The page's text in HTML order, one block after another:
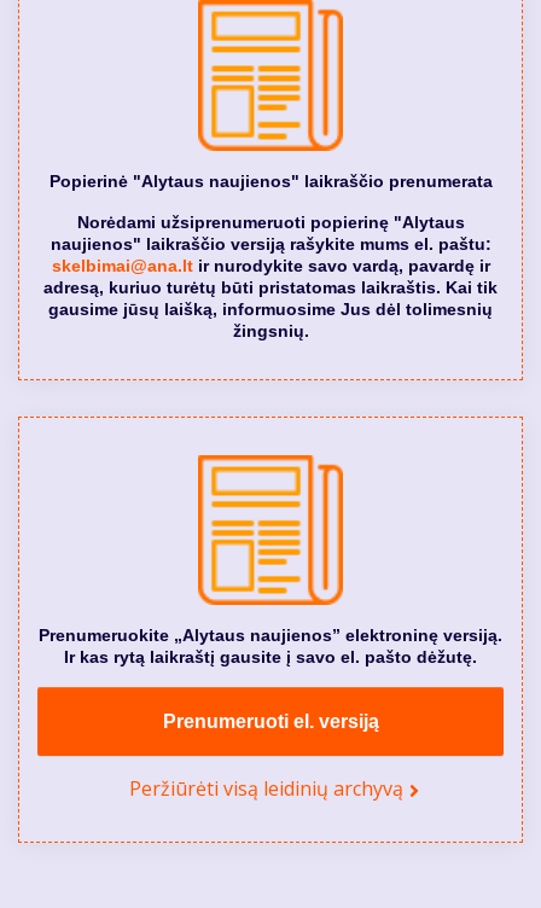
Popierinė "Alytaus naujienos" laikraščio prenumerata
Norėdami užsiprenumeruoti popierinę "Alytaus
naujienos" laikraščio versiją rašykite mums el. paštu:
skelbimai@ana.ltir nurodykite savo vardą, pavardę ir
adresą, kuriuo turėtų būti pristatomas laikraštis. Kai tik
gausime jūsų laišką, informuosime Jus dėl tolimesnių
žingsnių.
Prenumeruokite „Alytaus naujienos” elektroninę versiją.
Ir kas rytą laikraštį gausite į savo el. pašto dėžutę.
Prenumeruoti el. versiją
Peržiūrėti visą leidinių archyvą